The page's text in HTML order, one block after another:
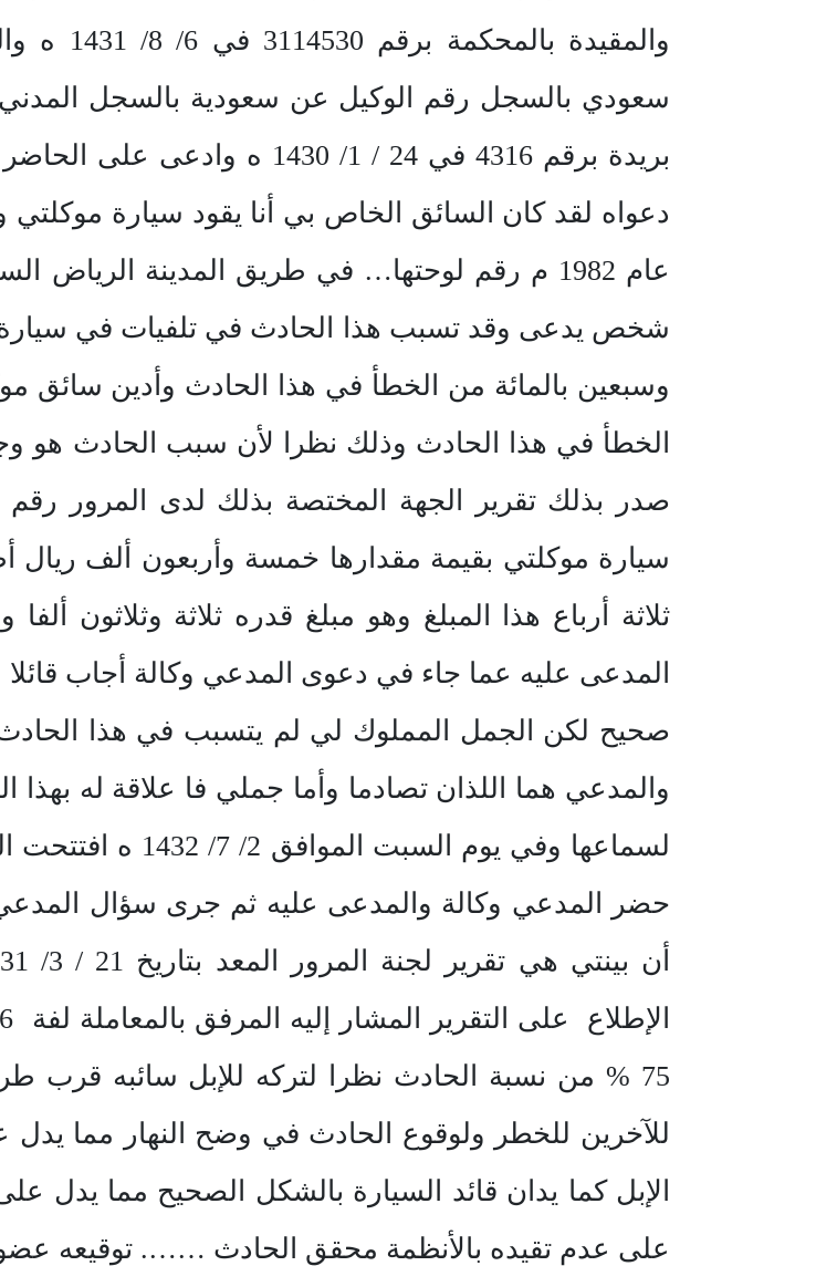
سعودي بالسجل رقم الوكيل عن سعودية بالسجل
بريدة برقم 4316 في 24 / 1/
دعواه لقد كان السائق الخاص بي أنا يقود سيارة
عام 1982 م رقم لوحتها… في طريق المدينة
شخص يدعى وقد تسبب هذا الحادث في تلفيات في سيارة
وسبعين بالمائة من الخطأ في هذا الحادث وأدين سائق
الخطأ في هذا الحادث وذلك نظرا لأن سبب الحادث هو
سيارة موكلتي بقيمة مقدارها خمسة وأربعون ألف ريال
ثلاثة أرباع هذا المبلغ وهو مبلغ قدره ثلاثة وثلاثون
المدعى عليه عما جاء في دعوى المدعي وكالة أجاب
صحيح لكن الجمل المملوك لي لم يتسبب في هذا
والمدعي هما اللذان تصادما وأما جملي فا علاقة له
لسماعها وفي يوم
حضر المدعي وكالة والمدعى عليه ثم جرى سؤال
75 % من نسبة الحادث نظرا لتركه للإبل سائبه
للآخرين للخطر ولوقوع الحادث في وضح النهار مما
الإبل كما يدان قائد السيارة بالشكل الصحيح مما يدل
على عدم تقيده بالأنظمة محقق الحادث ……. توقيعه عضو